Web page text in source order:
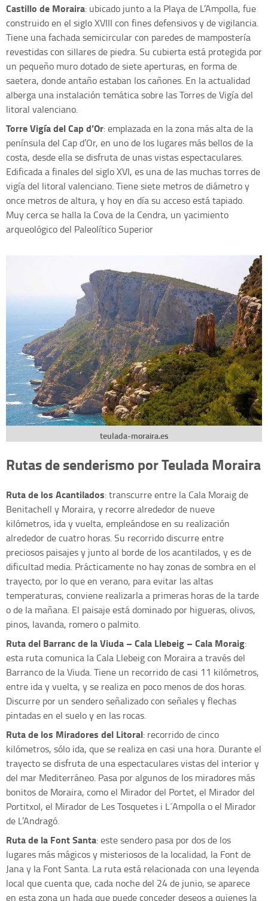
Castillo de Moraira: ubicado junto a la Playa de L’Ampolla, fue
construido en el siglo XVIII con fines defensivos y de vigilancia.
Tiene una fachada semicircular con paredes de mampostería
revestidas con sillares de piedra. Su cubierta está protegida por
un pequeño muro dotado de siete aperturas, en forma de
saetera, donde antaño estaban los cañones. En la actualidad
alberga una instalación temática sobre las Torres de Vigía del
litoral valenciano.
Torre Vigía del Cap d’Or: emplazada en la zona más alta de la
península del Cap d’Or, en uno de los lugares más bellos de la
costa, desde ella se disfruta de unas vistas espectaculares.
Edificada a finales del siglo XVI, es una de las muchas torres de
vigía del litoral valenciano. Tiene siete metros de diámetro y
once metros de altura, y hoy en día su acceso está tapiado.
Muy cerca se halla la Cova de la Cendra, un yacimiento
arqueológico del Paleolítico Superior
teulada-moraira.es
Rutas de senderismo por Teulada Moraira
Ruta de los Acantilados: transcurre entre la Cala Moraig de
Benitachell y Moraira, y recorre alrededor de nueve
kilómetros, ida y vuelta, empleándose en su realización
alrededor de cuatro horas. Su recorrido discurre entre
preciosos paisajes y junto al borde de los acantilados, y es de
dificultad media. Prácticamente no hay zonas de sombra en el
trayecto, por lo que en verano, para evitar las altas
temperaturas, conviene realizarla a primeras horas de la tarde
o de la mañana. El paisaje está dominado por higueras, olivos,
pinos, lavanda, romero o palmito.
Ruta del Barranc de la Viuda – Cala Llebeig – Cala Moraig:
esta ruta comunica la Cala Llebeig con Moraira a través del
Barranco de la Viuda. Tiene un recorrido de casi 11 kilómetros,
entre ida y vuelta, y se realiza en poco menos de dos horas.
Discurre por un sendero señalizado con señales y flechas
pintadas en el suelo y en las rocas.
Ruta de los Miradores del Litoral: recorrido de cinco
kilómetros, sólo ida, que se realiza en casi una hora. Durante el
trayecto se disfruta de una espectaculares vistas del interior y
del mar Mediterráneo. Pasa por algunos de los miradores más
bonitos de Moraira, como el Mirador del Portet, el Mirador del
Portitxol, el Mirador de Les Tosquetes i L´Ampolla o el Mirador
de L’Andragó.
Ruta de la Font Santa: este sendero pasa por dos de los
lugares más mágicos y misteriosos de la localidad, la Font de
Jana y la Font Santa. La ruta está relacionada con una leyenda
local que cuenta que, cada noche del 24 de junio, se aparece
en esta zona un hada que puede conceder deseos a quienes la